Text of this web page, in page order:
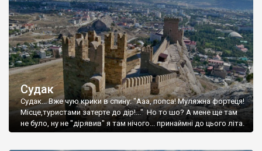
Судак
Судак... Вже чую крики в спину: "Ааа, попса! Муляжна фортеця!
Місце,туристами затерте до дір!..." Но то шо? А мене ще там
не було, ну не "дірявив" я там нічого... принаймні до цього літа.